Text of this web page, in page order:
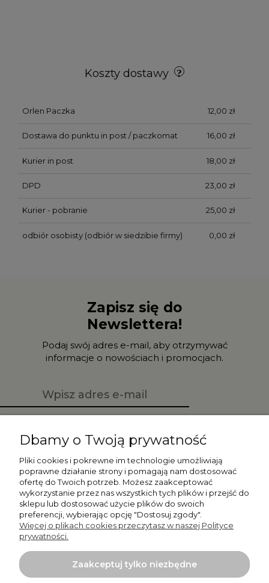
Koszty dostawy
Orlen Paczka 12,00 zł
Dostawa do punktu in post / paczkomat 16,00 zł
Kurier in post 18,00 zł
DPD 23,00 zł
Kurier - pobranie 25,00 zł
odbiór osobisty(odbiór w siedzibie firmy) 0,00 zł
Zapisz się do
Newslettera!
Podaj swój adres e-mail, aby otrzymywać
informacje o nowościach i promocjach.
Moje konto
Płatności i dostawa
Informacje
O nas
Dbamy o Twoją prywatność
Pliki cookies i pokrewne im technologie umożliwiają
poprawne działanie strony i pomagają nam dostosować
ofertę do Twoich potrzeb. Możesz zaakceptować
wykorzystanie przez nas wszystkich tych plików i przejść do
sklepu lub dostosować użycie plików do swoich
preferencji, wybierając opcję "Dostosuj zgody".
Więcej o plikach cookies przeczytasz w naszej Polityce
prywatności.
Zaakceptuj tylko niezbędne